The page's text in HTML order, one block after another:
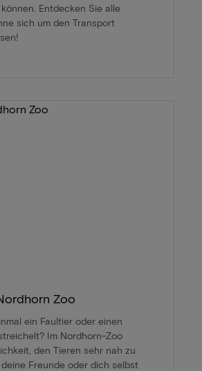
Entdecken Sie alle
sich um den Transport
Zoo
ein Faultier oder einen
Im Nordhorn-Zoo
den Tieren sehr nah zu
Freunde oder dich selbst